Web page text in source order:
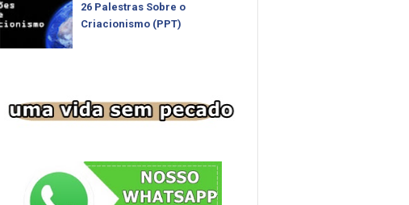
26 Palestras Sobre o
Criacionismo (PPT)